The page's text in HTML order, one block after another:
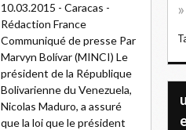
10.03.2015 - Caracas -
Rédaction France
Communiqué de presse Par
Marvyn Bolívar (MINCI) Le
président de la République
Bolivarienne du Venezuela,
Nicolas Maduro, a assuré
que la loi que le président